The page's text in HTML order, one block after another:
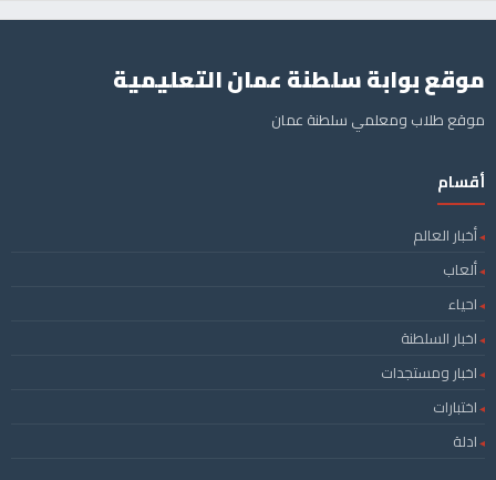
موقع بوابة سلطنة عمان التعليمية
موقع طلاب ومعلمي سلطنة عمان
أقسام
أخبار العالم
ألعاب
احياء
اخبار السلطنة
اخبار ومستجدات
اختبارات
ادلة